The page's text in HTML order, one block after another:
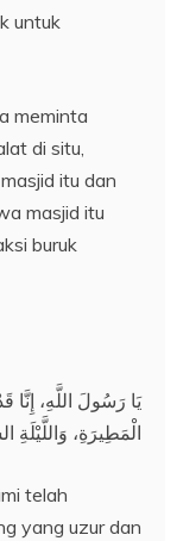
untuk
meminta
itu dan
masjid itu
buruk
يَا رَسُولَ اللَّهِ، إِنَّا
الْمَطِيرَةِ، وَاللَّيْلَةِ
telah
yang uzur dan